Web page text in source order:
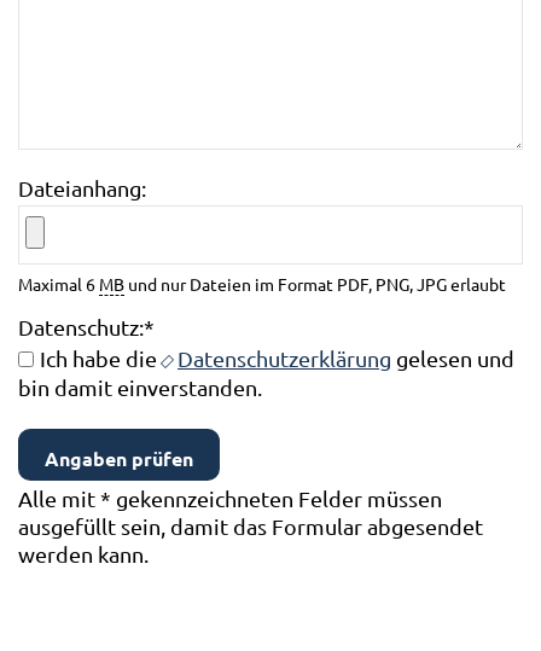
Dateianhang:
Maximal 6 MB und nur Dateien im Format PDF, PNG, JPG erlaubt
Datenschutz:*
Ich habe die
Datenschutzerklärung gelesen und
bin damit einverstanden.
Alle mit* gekennzeichneten Felder müssen
ausgefüllt sein, damit das Formular abgesendet
werden kann.